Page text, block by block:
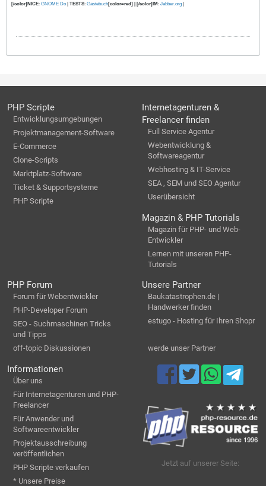
[/color]NICE: GNOME Do TESTS: Gästebuch[color=red] | [/color]IM : Jabber.org
PHP Scripte
Entwicklungsumgebungen
Projektmanagement-Software
E-Commerce
Clone-Scripts
Marktplatz-Software
Ticket & Supportsysteme
PHP Scripte
Internetagenturen &
Freelancer finden
Full Service Agentur
Webentwicklung &
Softwareagentur
Webhosting & IT-Service
SEA , SEM und SEO Agentur
Userübersicht
Magazin & PHP Tutorials
Magazin für PHP- und Web-
Entwickler
Lernen mit unseren PHP-
Tutorials
PHP Forum
Forum für Webentwickler
PHP-Developer Forum
SEO - Suchmaschinen Tricks
und Tipps
off-topic Diskussionen
Unsere Partner
Baukatastrophen.de |
Handwerker finden
estugo - Hosting für Ihren Shopr
werde unser Partner
Informationen
Über uns
Für Internetagenturen und PHP-
Freelancer
Für Anwender und
Softwareentwickler
Projektausschreibung
veröffentlichen
PHP Scripte verkaufen
* Unsere Preise
Jetzt auf unserer Seite: